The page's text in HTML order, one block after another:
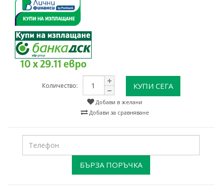
10 x 29.11 евро
Количество: КУПИ СЕГА
Добави в желани
Добави за сравняване
БЪРЗА ПОРЪЧКА